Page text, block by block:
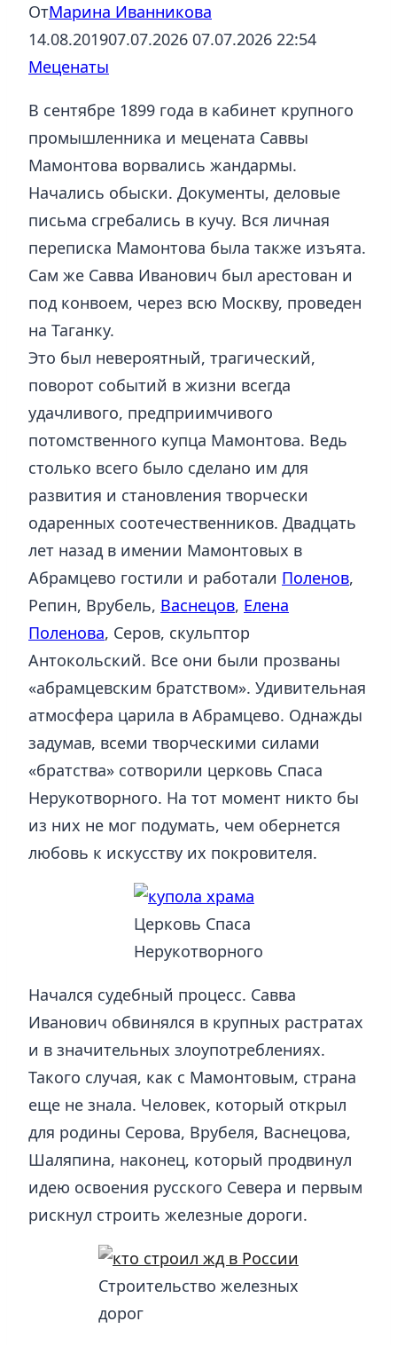
ОтМарина Иванникова
14.08.201907.07.2026 07.07.2026 22:54
Меценаты
В сентябре 1899 года в кабинет крупного
промышленника и мецената Саввы
Мамонтова ворвались жандармы.
Начались обыски. Документы, деловые
письма сгребались в кучу. Вся личная
переписка Мамонтова была также изъята.
Сам же Савва Иванович был арестован и
под конвоем, через всю Москву, проведен
на Таганку.
Это был невероятный, трагический,
поворот событий в жизни всегда
удачливого, предприимчивого
потомственного купца Мамонтова. Ведь
столько всего было сделано им для
развития и становления творчески
одаренных соотечественников. Двадцать
лет назад в имении Мамонтовых в
Абрамцево гостили и работали Поленов,
Репин, Врубель, Васнецов, Елена
Поленова, Серов, скульптор
Антокольский. Все они были прозваны
«абрамцевским братством». Удивительная
атмосфера царила в Абрамцево. Однажды
задумав, всеми творческими силами
«братства» сотворили церковь Спаса
Нерукотворного. На тот момент никто бы
из них не мог подумать, чем обернется
любовь к искусству их покровителя.
Церковь Спаса
Нерукотворного
Начался судебный процесс. Савва
Иванович обвинялся в крупных растратах
и в значительных злоупотреблениях.
Такого случая, как с Мамонтовым, страна
еще не знала. Человек, который открыл
для родины Серова, Врубеля, Васнецова,
Шаляпина, наконец, который продвинул
идею освоения русского Севера и первым
рискнул строить железные дороги.
Строительство железных
дорог